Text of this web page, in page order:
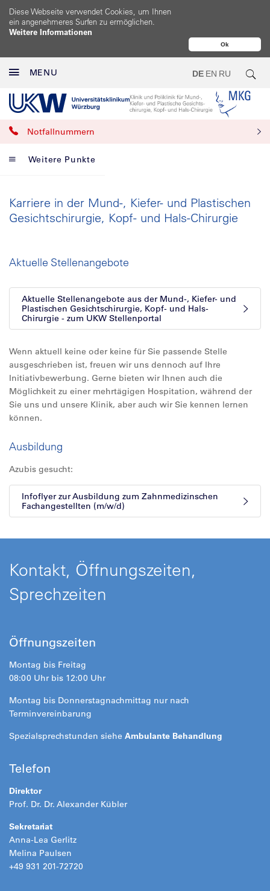
Ok
Diese Webseite verwendet Cookies, um Ihnen
ein angenehmeres Surfen zu ermöglichen.
Weitere Informationen
MENU DE EN RU
Notfallnummern
Weitere Punkte
Karriere in der Mund-, Kiefer- und Plastischen
Gesichtschirurgie, Kopf- und Hals-Chirurgie
Aktuelle Stellenangebote
Aktuelle Stellenangebote aus der Mund-, Kiefer- und
Plastischen Gesichtschirurgie, Kopf- und Hals-
Chirurgie - zum UKW Stellenportal
Wenn aktuell keine oder keine für Sie passende Stelle
ausgeschrieben ist, freuen wir uns dennoch auf Ihre
Initiativbewerbung. Gerne bieten wir Ihnen auch die
Möglichkeit zu einer mehrtägigen Hospitation, während der
Sie uns und unsere Klinik, aber auch wir Sie kennen lernen
können.
Ausbildung
Azubis gesucht:
Infoflyer zur Ausbildung zum Zahnmedizinschen
Fachangestellten (m/w/d)
Kontakt, Öffnungszeiten,
Sprechzeiten
Öffnungszeiten
Montag bis Freitag
08:00 Uhr bis 12:00 Uhr
Montag bis Donnerstagnachmittag nur nach
Terminvereinbarung
Spezialsprechstunden siehe Ambulante Behandlung
Telefon
Direktor
Prof. Dr. Dr. Alexander Kübler
Sekretariat
Anna-Lea Gerlitz
Melina Paulsen
+49 931 201-72720